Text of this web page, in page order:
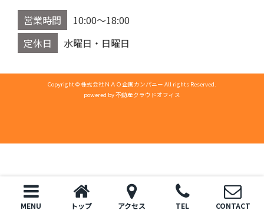
営業時間
10:00～18:00
定休日
水曜日・日曜日
MENU トップ アクセス TEL CONTACT
Copyright © 株式会社ＮＡＯ企画カンパニー All rights Reserved.
powered by 不動産クラウドオフィス